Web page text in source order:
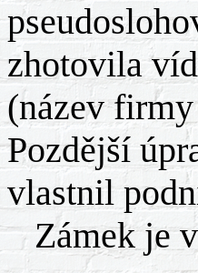
zhotovila
(název
Pozdější
vlastnil
Zámek je